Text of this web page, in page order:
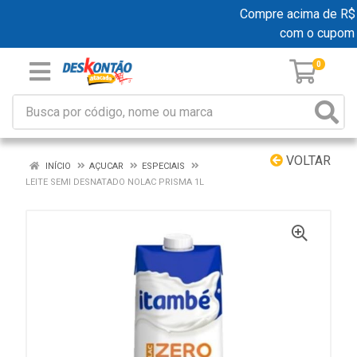
Compre acima de
com o cupom
0
VOLTAR
INÍCIO AÇUCAR
ESPECIAIS
LEITE SEMI DESNATADO NOLAC PRISMA 1L